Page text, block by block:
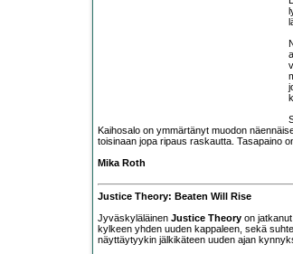
Kaihosalo on ymmärtänyt muodon
toisinaan jopa ripaus raskautta. Tasapaino
Mika Roth
Justice Theory: Beaten Will Rise
Jyväskyläläinen Justice Theory on
kylkeen yhden uuden kappaleen, sekä
näyttäytyykin jälkikäteen uuden ajan